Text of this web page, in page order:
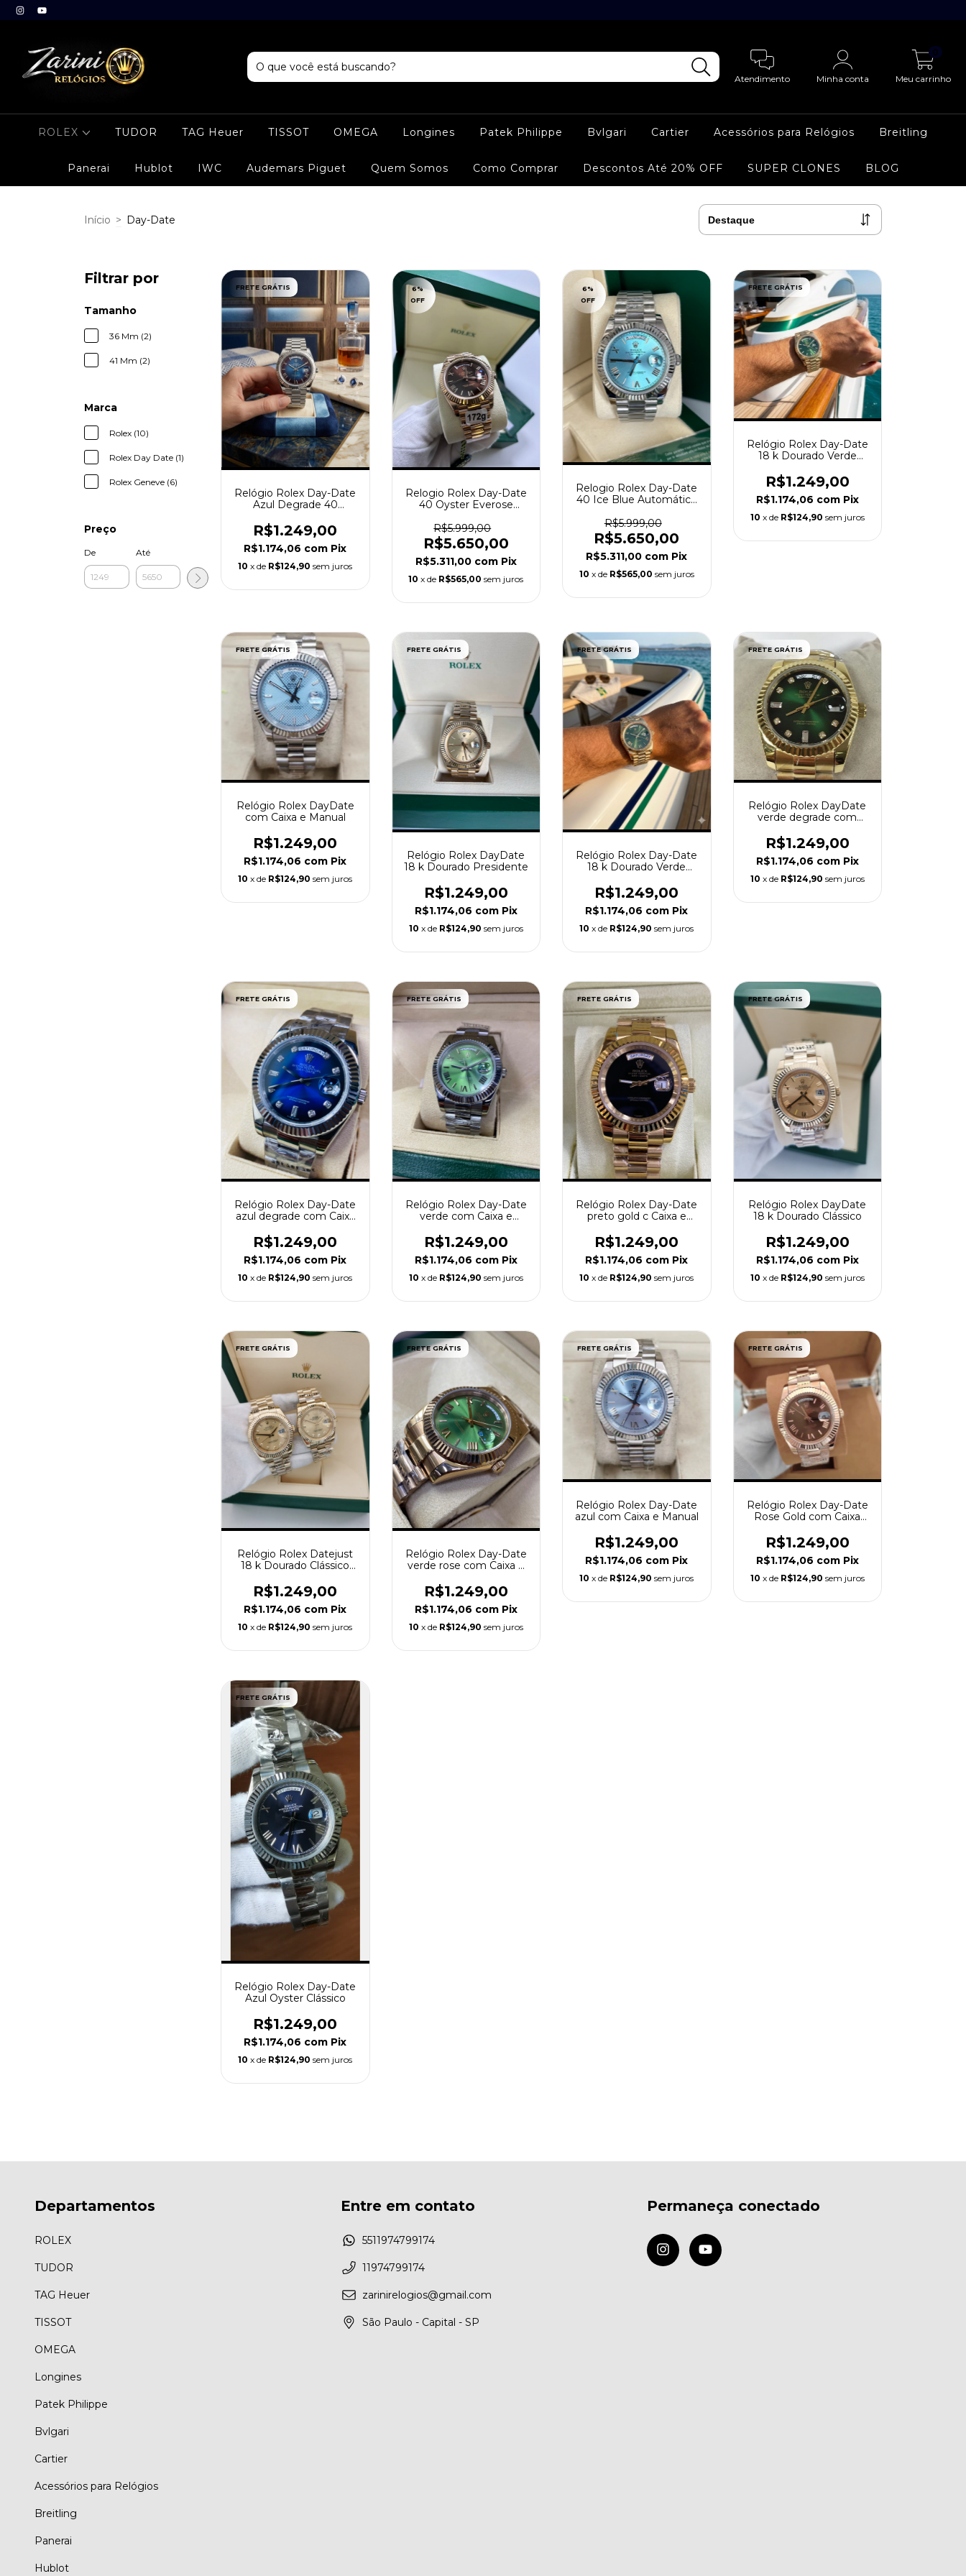
Atendimento Minha conta Meu carrinho
0
ROLEX TUDOR TAG Heuer TISSOT OMEGA Longines Patek Philippe Bvlgari Cartier Acessórios para Relógios Breitling
Panerai Hublot IWC Audemars Piguet Quem Somos Como Comprar Descontos Até 20% OFF SUPER CLONES BLOG
Início > Day-Date
Filtrar por
Tamanho
36 Mm (2)
41 Mm (2)
Marca
Rolex (10)
Rolex Day Date (1)
Rolex Geneve (6)
Preço
De Até
FRETE GRÁTIS
Relógio Rolex Day-Date
Azul Degrade 40
R$1.249,00
R$1.174,06 com Pix
10 x de R$124,90 sem juros
6%
OFF
Relogio Rolex Day-Date
40 Oyster Everose
228235
R$5.999,00
R$5.650,00
R$5.311,00 com Pix
10 x de R$565,00 sem juros
6%
OFF
Relogio Rolex Day-Date
40 Ice Blue Automático
R$5.999,00
R$5.650,00
R$5.311,00 com Pix
10 x de R$565,00 sem juros
FRETE GRÁTIS
Relógio Rolex Day-Date
18 k Dourado Verde
R$1.249,00
R$1.174,06 com Pix
10 x de R$124,90 sem juros
FRETE GRÁTIS
Relógio Rolex DayDate
com Caixa e Manual
R$1.249,00
R$1.174,06 com Pix
10 x de R$124,90 sem juros
FRETE GRÁTIS
Relógio Rolex DayDate
18 k Dourado Presidente
R$1.249,00
R$1.174,06 com Pix
10 x de R$124,90 sem juros
FRETE GRÁTIS
Relógio Rolex Day-Date
18 k Dourado Verde
R$1.249,00
R$1.174,06 com Pix
10 x de R$124,90 sem juros
FRETE GRÁTIS
Relógio Rolex DayDate
verde degrade com
R$1.249,00
R$1.174,06 com Pix
10 x de R$124,90 sem juros
FRETE GRÁTIS
Relógio Rolex Day-Date
azul degrade com Caixa
R$1.249,00
R$1.174,06 com Pix
10 x de R$124,90 sem juros
FRETE GRÁTIS
Relógio Rolex Day-Date
verde com Caixa e
R$1.249,00
R$1.174,06 com Pix
10 x de R$124,90 sem juros
FRETE GRÁTIS
Relógio Rolex Day-Date
preto gold c Caixa e
R$1.249,00
R$1.174,06 com Pix
10 x de R$124,90 sem juros
FRETE GRÁTIS
Relógio Rolex DayDate
18 k Dourado Clássico
R$1.249,00
R$1.174,06 com Pix
10 x de R$124,90 sem juros
FRETE GRÁTIS
Relógio Rolex Datejust
18 k Dourado Clássico
R$1.249,00
R$1.174,06 com Pix
10 x de R$124,90 sem juros
FRETE GRÁTIS
Relógio Rolex Day-Date
verde rose com Caixa e
R$1.249,00
R$1.174,06 com Pix
10 x de R$124,90 sem juros
FRETE GRÁTIS
Relógio Rolex Day-Date
azul com Caixa e Manual
R$1.249,00
R$1.174,06 com Pix
10 x de R$124,90 sem juros
FRETE GRÁTIS
Relógio Rolex Day-Date
Rose Gold com Caixa
R$1.249,00
R$1.174,06 com Pix
10 x de R$124,90 sem juros
FRETE GRÁTIS
Relógio Rolex Day-Date
Azul Oyster Clássico
R$1.249,00
R$1.174,06 com Pix
10 x de R$124,90 sem juros
Departamentos
ROLEX
TUDOR
TAG Heuer
TISSOT
OMEGA
Longines
Patek Philippe
Bvlgari
Cartier
Acessórios para Relógios
Breitling
Panerai
Hublot
Entre em contato
5511974799174
11974799174
zarinirelogios@gmail.com
São Paulo - Capital - SP
Permaneça conectado